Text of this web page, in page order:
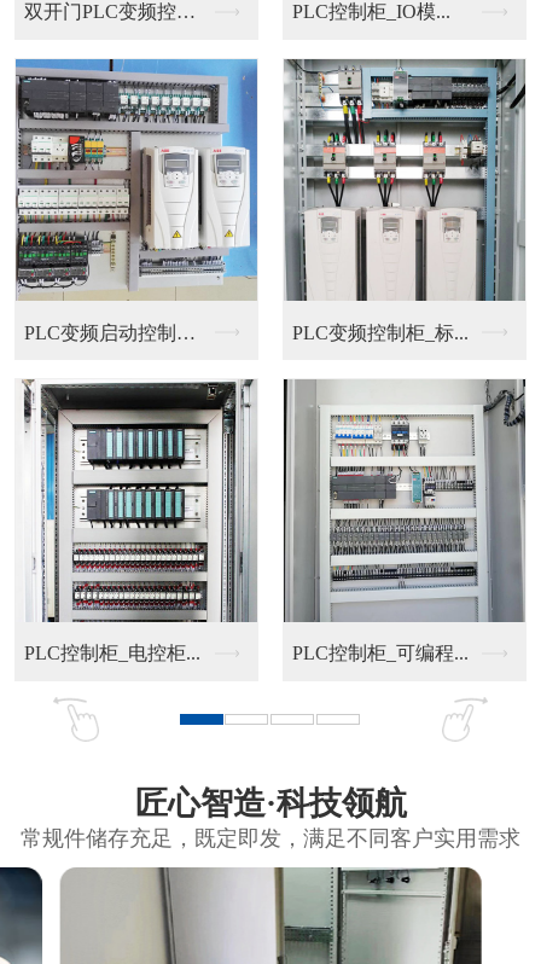
双开门PLC变频控制... PLC控制柜_IO模...
PLC变频启动控制柜... PLC变频控制柜_标...
PLC控制柜_电控柜... PLC控制柜_可编程...
匠心智造·科技领航
常规件储存充足，既定即发，满足不同客户实用需求